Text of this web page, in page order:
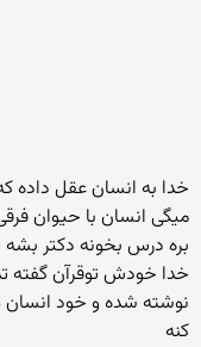
خدا به انسان عقل داده
میگی انسان با حیوان
بره درس بخونه دکتر بشه
خدا خودش توقرآن
نوشته شده و خود
کنه